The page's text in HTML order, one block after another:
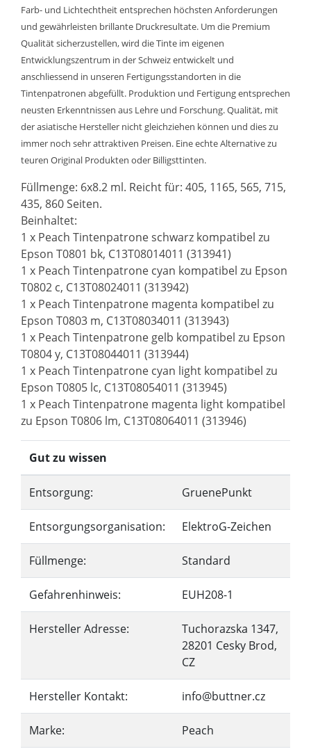
Farb- und Lichtechtheit entsprechen höchsten Anforderungen
und gewährleisten brillante Druckresultate. Um die Premium
Qualität sicherzustellen, wird die Tinte im eigenen
Entwicklungszentrum in der Schweiz entwickelt und
anschliessend in unseren Fertigungsstandorten in die
Tintenpatronen abgefüllt. Produktion und Fertigung entsprechen
neusten Erkenntnissen aus Lehre und Forschung. Qualität, mit
der asiatische Hersteller nicht gleichziehen können und dies zu
immer noch sehr attraktiven Preisen. Eine echte Alternative zu
teuren Original Produkten oder Billigsttinten.
Füllmenge: 6x8.2 ml. Reicht für: 405, 1165, 565, 715,
435, 860 Seiten.
Beinhaltet:
1 x Peach Tintenpatrone schwarz kompatibel zu
Epson T0801 bk, C13T08014011 (313941)
1 x Peach Tintenpatrone cyan kompatibel zu Epson
T0802 c, C13T08024011 (313942)
1 x Peach Tintenpatrone magenta kompatibel zu
Epson T0803 m, C13T08034011 (313943)
1 x Peach Tintenpatrone gelb kompatibel zu Epson
T0804 y, C13T08044011 (313944)
1 x Peach Tintenpatrone cyan light kompatibel zu
Epson T0805 lc, C13T08054011 (313945)
1 x Peach Tintenpatrone magenta light kompatibel
zu Epson T0806 lm, C13T08064011 (313946)
Gut zu wissen
Entsorgung: GruenePunkt
Entsorgungsorganisation: ElektroG-Zeichen
Füllmenge: Standard
Gefahrenhinweis: EUH208-1
Hersteller Adresse:
Tuchorazska 1347,
28201 Cesky Brod,
CZ
Hersteller Kontakt: info@buttner.cz
Marke: Peach